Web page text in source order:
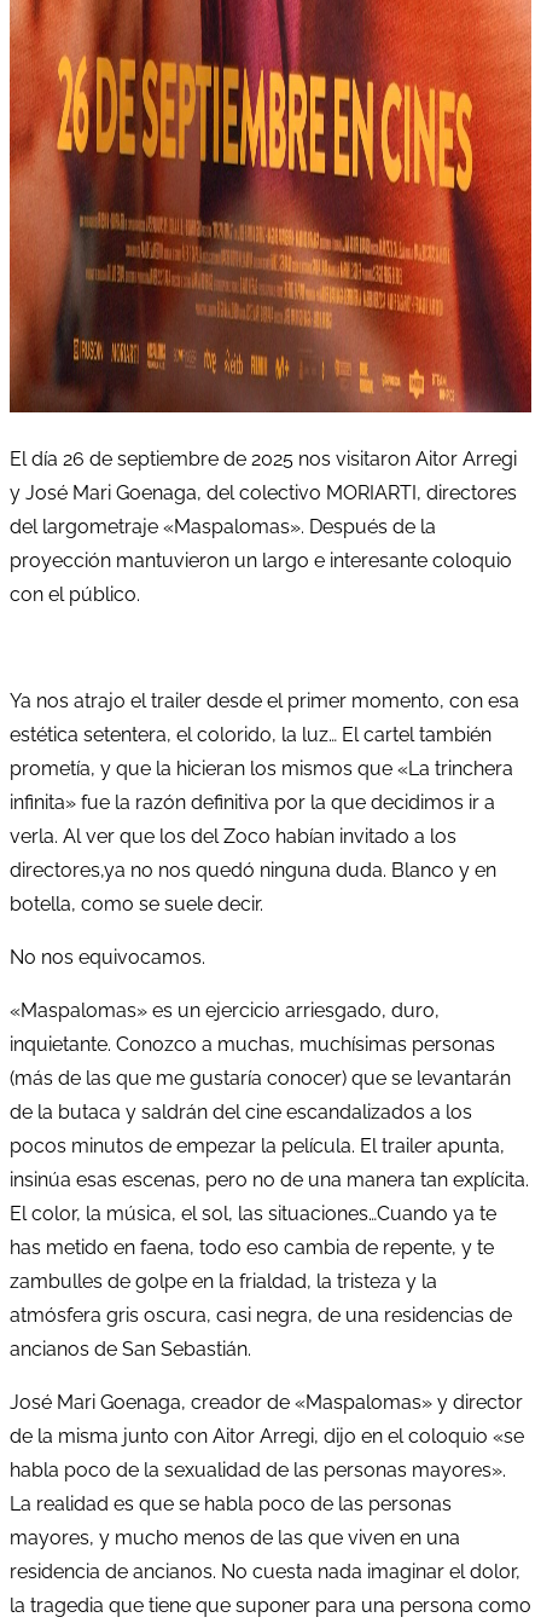
El día 26 de septiembre de 2025 nos visitaron Aitor Arregi
y José Mari Goenaga, del colectivo MORIARTI, directores
del largometraje «Maspalomas». Después de la
proyección mantuvieron un largo e interesante coloquio
con el público.
Ya nos atrajo el trailer desde el primer momento, con esa
estética setentera, el colorido, la luz… El cartel también
prometía, y que la hicieran los mismos que «La trinchera
infinita» fue la razón definitiva por la que decidimos ir a
verla. Al ver que los del Zoco habían invitado a los
directores,ya no nos quedó ninguna duda. Blanco y en
botella, como se suele decir.
No nos equivocamos.
«Maspalomas» es un ejercicio arriesgado, duro,
inquietante. Conozco a muchas, muchísimas personas
(más de las que me gustaría conocer) que se levantarán
de la butaca y saldrán del cine escandalizados a los
pocos minutos de empezar la película. El trailer apunta,
insinúa esas escenas, pero no de una manera tan explícita.
El color, la música, el sol, las situaciones…Cuando ya te
has metido en faena, todo eso cambia de repente, y te
zambulles de golpe en la frialdad, la tristeza y la
atmósfera gris oscura, casi negra, de una residencias de
ancianos de San Sebastián.
José Mari Goenaga, creador de «Maspalomas» y director
de la misma junto con Aitor Arregi, dijo en el coloquio «se
habla poco de la sexualidad de las personas mayores».
La realidad es que se habla poco de las personas
mayores, y mucho menos de las que viven en una
residencia de ancianos. No cuesta nada imaginar el dolor,
la tragedia que tiene que suponer para una persona como